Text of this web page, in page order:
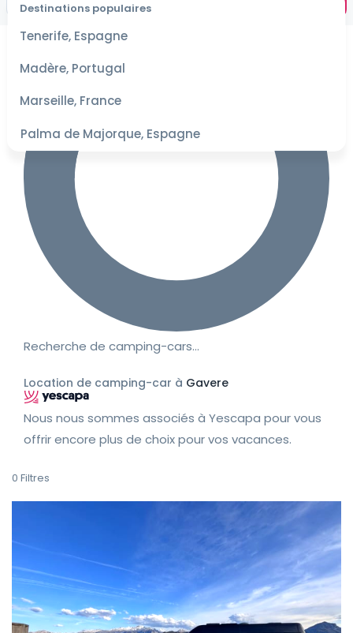
Destinations populaires
Tenerife, Espagne
Madère, Portugal
Marseille, France
Palma de Majorque, Espagne
Choisir
les
pour les
tarifs
Recherche de camping-cars…
Location de camping-car à Gavere
Nous nous sommes associés à Yescapa pour vous
offrir encore plus de choix pour vos vacances.
0 Filtres